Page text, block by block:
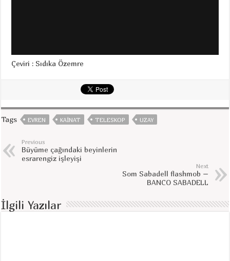
Çeviri : Sıdıka Özemre
Tags EVREN KAINAT TELESKOP UZAY
Previous
Büyüme çağındaki beyinlerin
esrarengiz işleyişi
Next
Som Sabadell flashmob –
BANCO SABADELL
İlgili Yazılar